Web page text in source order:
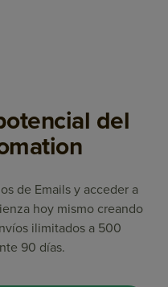
del
de Emails y acceder a
hoy mismo creando
ilimitados a 500
90 días.